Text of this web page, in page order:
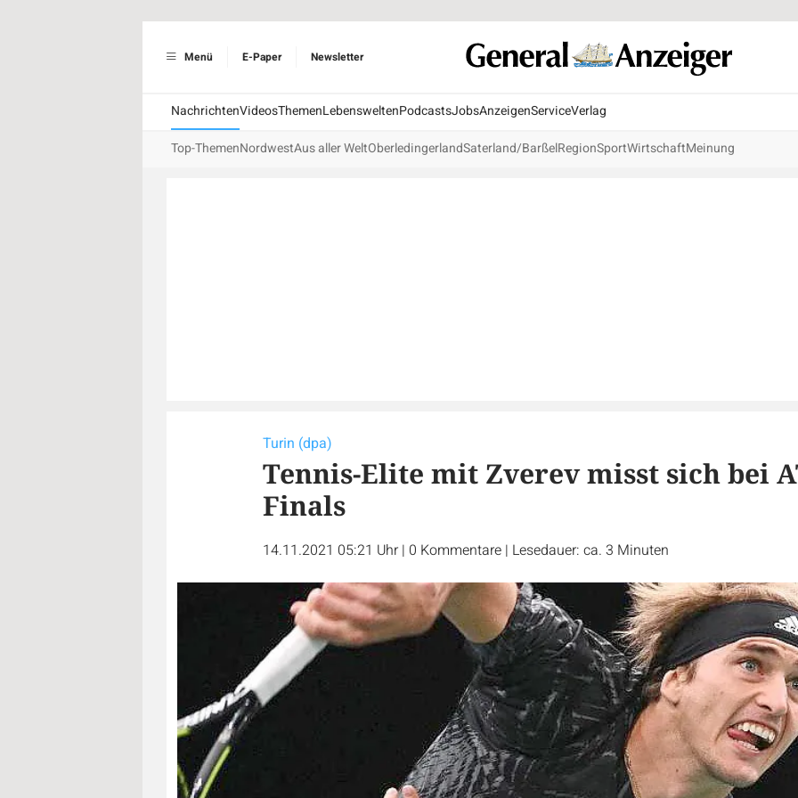
Menü E-Paper Newsletter
NachrichtenVideosThemenLebensweltenPodcastsJobsAnzeigenServiceVerlag
Top-ThemenNordwestAus aller WeltOberledingerlandSaterland/BarßelRegionSportWirtschaftMeinung
Turin (dpa)
Tennis-Elite mit Zverev misst sich bei
Finals
14.11.2021 05:21 Uhr | 0 Kommentare | Lesedauer: ca. 3 Minuten